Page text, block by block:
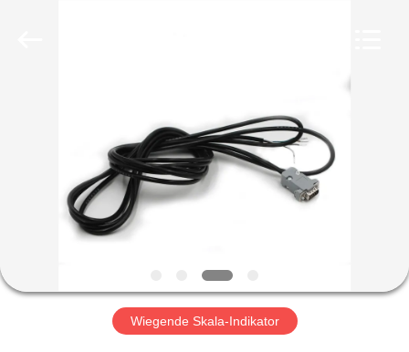
PRODUKTE
ÜBER
FABRIK-
AUSFLUG Wiegende Skala-Indikator